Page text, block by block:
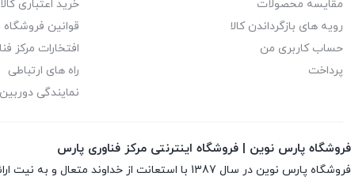
یورونت | EURONET
مقایسه محصولات
رویه های بازگرداندن کالا
حساب کاربری من
پرداخت
خرید اعتباری
قوانین
افتخارات مرکز
راه های ارتباطی
نمایندگی
فروشگاه پارس نوین | فروشگاه اینترنتی مرکز فناوری پارس
فروشگاه پارس نوین در سال 1387 با استعانت